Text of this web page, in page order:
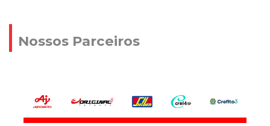
Nossos Parceiros